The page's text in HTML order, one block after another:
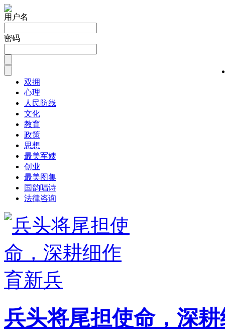
用户名
密码
双拥
心理
人民防线
文化
教育
政策
思想
最美军嫂
创业
最美图集
国韵唱诗
法律咨询
兵头将尾担使命，深